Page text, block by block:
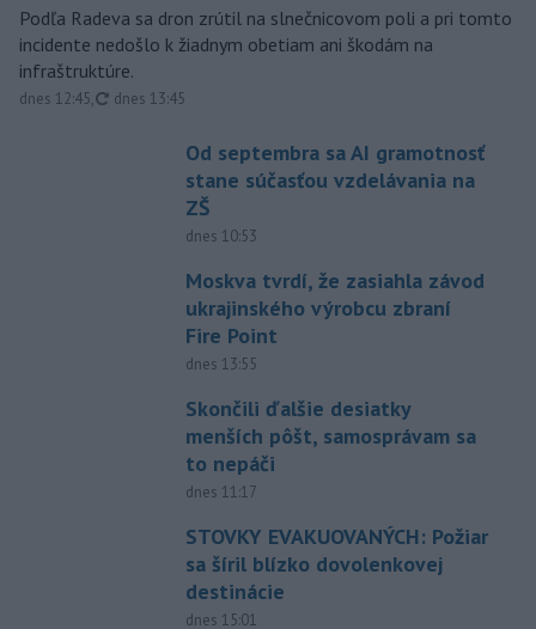
Podľa Radeva sa dron zrútil na slnečnicovom poli a pri tomto
incidente nedošlo k žiadnym obetiam ani škodám na
infraštruktúre.
dnes 12:45, aktualizované
dnes 13:45
Od septembra sa AI gramotnosť
stane súčasťou vzdelávania na
ZŠ
dnes 10:53
Moskva tvrdí, že zasiahla závod
ukrajinského výrobcu zbraní
Fire Point
dnes 13:55
Skončili ďalšie desiatky
menších pôšt, samosprávam sa
to nepáči
dnes 11:17
STOVKY EVAKUOVANÝCH: Požiar
sa šíril blízko dovolenkovej
destinácie
dnes 15:01